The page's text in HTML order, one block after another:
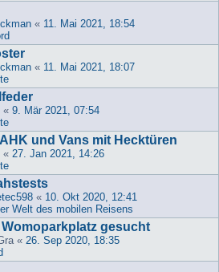
« 11. Mai 2021, 18:54
« 11. Mai 2021, 18:07
« 9. Mär 2021, 07:54
und Vans mit Hecktüren
« 27. Jan 2021, 14:26
« 10. Okt 2020, 12:41
Welt des mobilen Reisens
gesucht
« 26. Sep 2020, 18:35